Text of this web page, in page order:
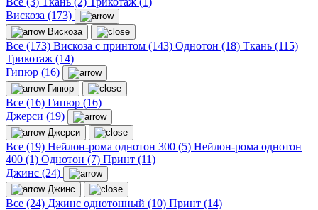
Вискоза (173)
Вискоза
Все (173) Вискоза с принтом (143) Однотон (18) Ткань (115)
Трикотаж (14)
Гипюр (16)
Гипюр
Все (16) Гипюр (16)
Джерси (19)
Джерси
Все (19) Нейлон-рома однотон 300 (5) Нейлон-рома однотон
400 (1) Однотон (7) Принт (11)
Джинс (24)
Джинс
Все (24) Джинс однотонный (10) Принт (14)